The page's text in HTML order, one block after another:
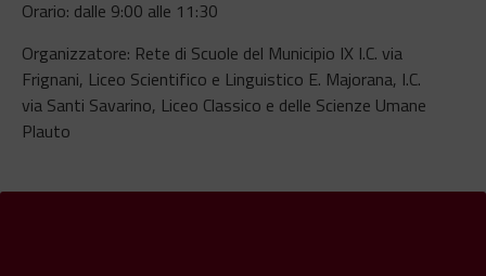
Orario: dalle 9:00 alle 11:30
Organizzatore: Rete di Scuole del Municipio IX I.C. via
Frignani, Liceo Scientifico e Linguistico E. Majorana, I.C.
via Santi Savarino, Liceo Classico e delle Scienze Umane
Plauto